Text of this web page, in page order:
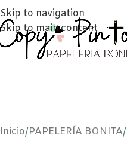
Skip to navigation
Skip to main content
Inicio/PAPELERÍA BONITA/